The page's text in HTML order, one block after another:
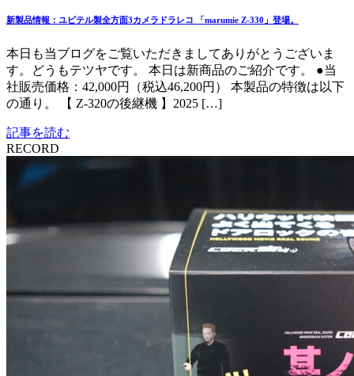
新製品情報：ユピテル製全方面3カメラドラレコ 「marumie Z-330」登場。
本日も当ブログをご覧いただきましてありがとうございま
す。どうもテツヤです。 本日は新商品のご紹介です。 ●当
社販売価格：42,000円（税込46,200円） 本製品の特徴は以下
の通り。 【 Z-320の後継機 】2025 […]
記事を読む
RECORD